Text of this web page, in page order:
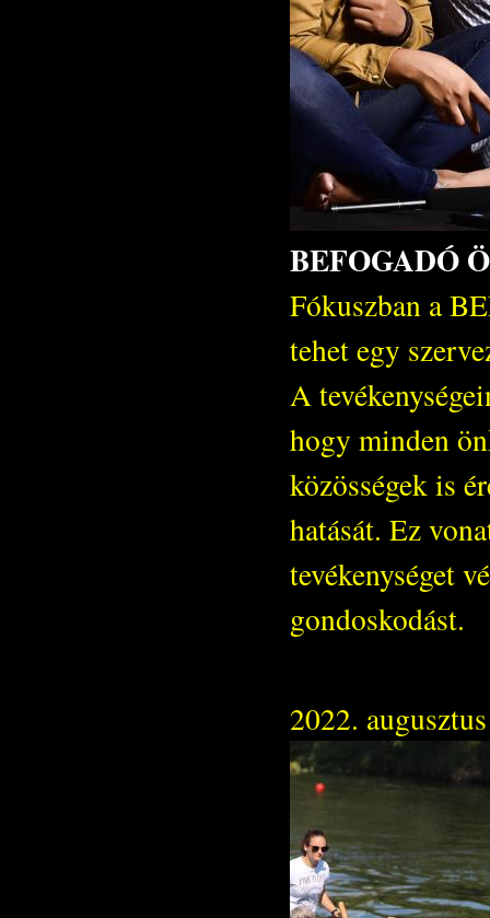
BEFOGADÓ
Fókuszban a
tehet egy
A
hogy minden
közösségek is
hatását. Ez
tevékenységet
gondoskodást.
2022.